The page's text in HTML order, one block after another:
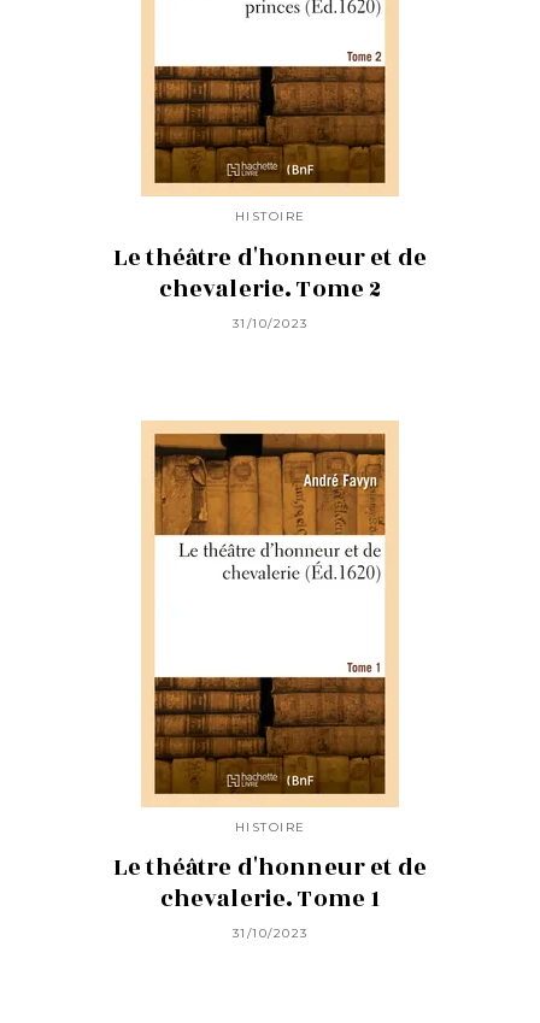
HISTOIRE
Le théâtre d'honneur et de
chevalerie. Tome 2
31/10/2023
HISTOIRE
Le théâtre d'honneur et de
chevalerie. Tome 1
31/10/2023